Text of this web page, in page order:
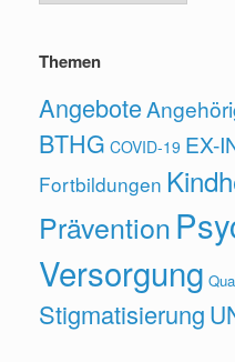
Themen
Angebote
BTHG COVID-19 EX-
Fortbildungen
Prävention
Versorgung
Stigmatisierung